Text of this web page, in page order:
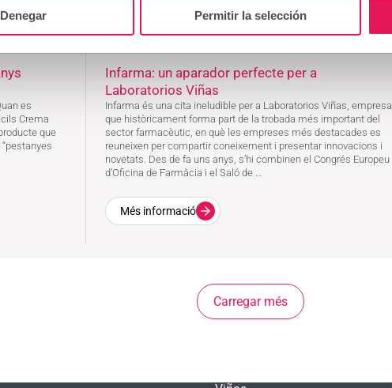
Denegar Permitir la selección
es
Crema
que
Infarma: un aparador perfecte per a
Laboratorios Viñas
Infarma és una cita ineludible per a Laboratorios Viñas, empresa
que històricament forma part de la trobada més important del
sector farmacèutic, en què les empreses més destacades es
reuneixen per compartir coneixement i presentar innovacions i
novetats. Des de fa uns anys, s’hi combinen el Congrés Europeu
d’Oficina de Farmàcia i el Saló de …
Més informació
Carregar més